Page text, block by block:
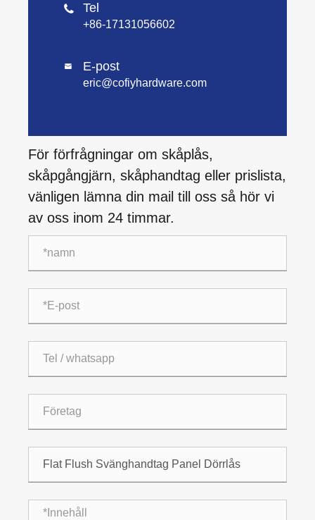
 Tel
+86-17131056602
 E-post
eric@cofiyhardware.com
För förfrågningar om skåplås,
skåpgångjärn, skåphandtag eller prislista,
vänligen lämna din mail till oss så hör vi
av oss inom 24 timmar.